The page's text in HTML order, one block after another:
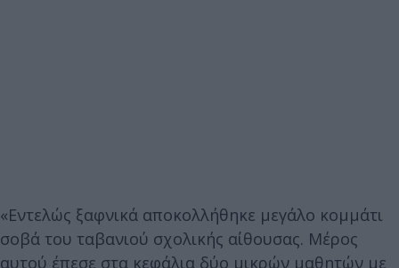
«Εντελώς ξαφνικά αποκολλήθηκε μεγάλο κομμάτι
σοβά του ταβανιού σχολικής αίθουσας. Μέρος
αυτού έπεσε στα κεφάλια δύο μικρών μαθητών με